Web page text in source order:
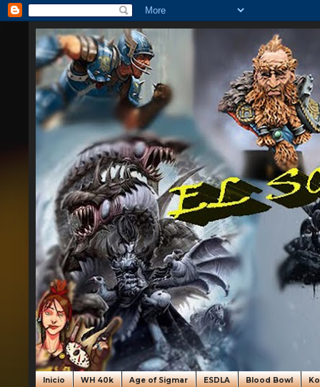
Inicio WH 40k Age of Sigmar ESDLA Blood Bowl